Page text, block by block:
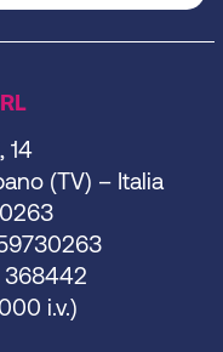
14
(TV) – Italia
368442
i.v.)